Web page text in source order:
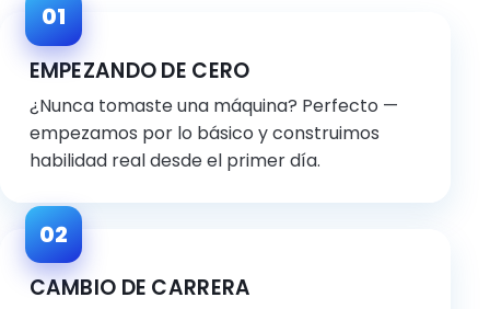
01
EMPEZANDO DE CERO
¿Nunca tomaste una máquina? Perfecto —
empezamos por lo básico y construimos
habilidad real desde el primer día.
02
CAMBIO DE CARRERA